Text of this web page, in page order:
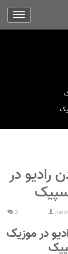
رادیو در
2
در موزیک